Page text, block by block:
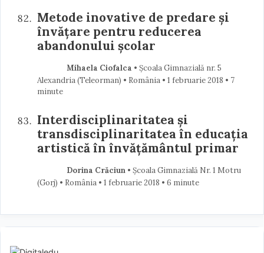
Metode inovative de predare și
învățare pentru reducerea
abandonului școlar
Mihaela Ciofalca • Școala Gimnazială nr. 5
Alexandria (Teleorman) • România
1 februarie 2018 • 7
minute
Interdisciplinaritatea și
transdisciplinaritatea în educația
artistică în învățământul primar
Dorina Crăciun• Școala Gimnazială Nr. 1 Motru
(Gorj) • România
1 februarie 2018 • 6 minute